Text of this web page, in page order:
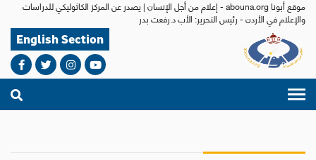
موقع أبونا abouna.org - إعلام من أجل الإنسان | يصدر عن المركز الكاثوليكي للدراسات
والإعلام في الأردن - رئيس التحرير: الأب د.رفعت بدر
English Section